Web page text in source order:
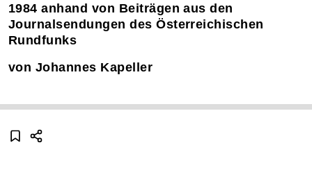
1984 anhand von Beiträgen aus den
Journalsendungen des Österreichischen
Rundfunks
von Johannes Kapeller